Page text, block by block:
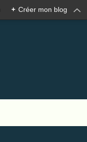
+ Créer mon blog